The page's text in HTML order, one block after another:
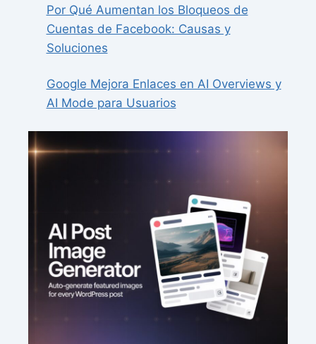
Por Qué Aumentan los Bloqueos de
Cuentas de Facebook: Causas y
Soluciones
Google Mejora Enlaces en AI Overviews y
AI Mode para Usuarios